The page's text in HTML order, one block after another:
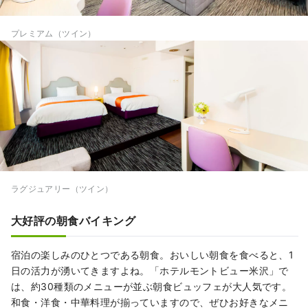
プレミアム（ツイン）
ラグジュアリー（ツイン）
大好評の朝食バイキング
宿泊の楽しみのひとつである朝食。おいしい朝食を食べると、1
日の活力が湧いてきますよね。「ホテルモントビュー米沢」で
は、約30種類のメニューが並ぶ朝食ビュッフェが大人気です。
和食・洋食・中華料理が揃っていますので、ぜひお好きなメニ